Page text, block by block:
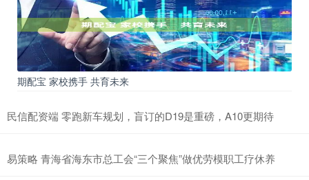
期配宝 家校携手 共育未来
民信配资端 零跑新车规划，盲订的D19是重磅，A10更期待
易策略 青海省海东市总工会“三个聚焦”做优劳模职工疗休养